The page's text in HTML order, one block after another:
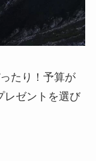
たり！予算が
レゼントを選び